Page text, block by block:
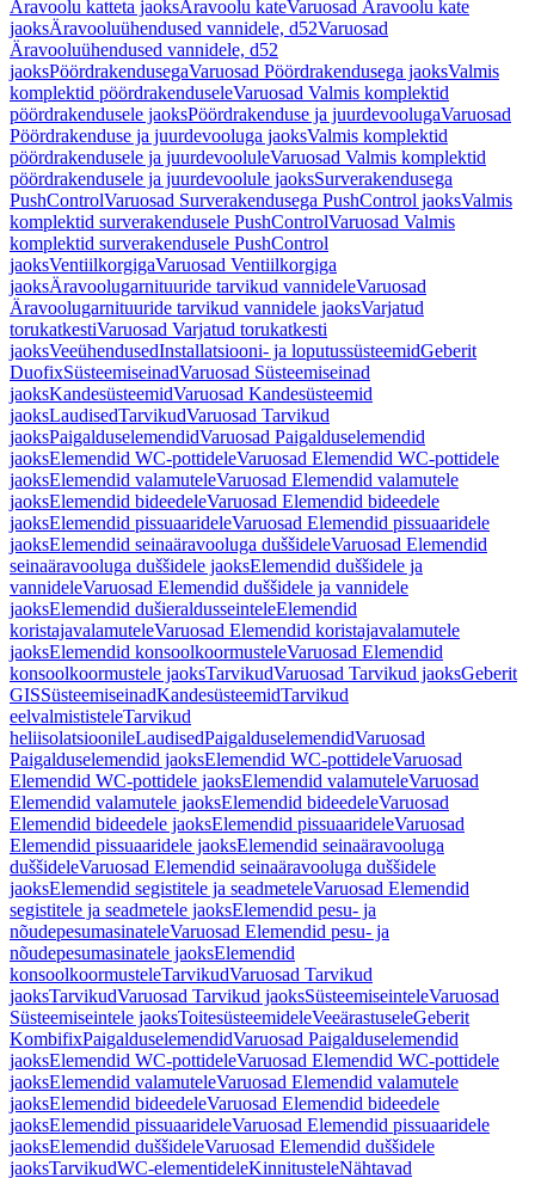
Äravoolu katteta jaoksÄravoolu kateVaruosad Äravoolu kate
jaoksÄravooluühendused vannidele, d52Varuosad
Äravooluühendused vannidele, d52
jaoksPöördrakendusegaVaruosad Pöördrakendusega jaoksValmis
komplektid pöördrakenduseleVaruosad Valmis komplektid
pöördrakendusele jaoksPöördrakenduse ja juurdevoolugaVaruosad
Pöördrakenduse ja juurdevooluga jaoksValmis komplektid
pöördrakendusele ja juurdevooluleVaruosad Valmis komplektid
pöördrakendusele ja juurdevoolule jaoksSurverakendusega
PushControlVaruosad Surverakendusega PushControl jaoksValmis
komplektid surverakendusele PushControlVaruosad Valmis
komplektid surverakendusele PushControl
jaoksVentiilkorgigaVaruosad Ventiilkorgiga
jaoksÄravoolugarnituuride tarvikud vannideleVaruosad
Äravoolugarnituuride tarvikud vannidele jaoksVarjatud
torukatkestiVaruosad Varjatud torukatkesti
jaoksVeeühendusedInstallatsiooni- ja loputussüsteemidGeberit
DuofixSüsteemiseinadVaruosad Süsteemiseinad
jaoksKandesüsteemidVaruosad Kandesüsteemid
jaoksLaudisedTarvikudVaruosad Tarvikud
jaoksPaigalduselemendidVaruosad Paigalduselemendid
jaoksElemendid WC-pottideleVaruosad Elemendid WC-pottidele
jaoksElemendid valamuteleVaruosad Elemendid valamutele
jaoksElemendid bideedeleVaruosad Elemendid bideedele
jaoksElemendid pissuaarideleVaruosad Elemendid pissuaaridele
jaoksElemendid seinaäravooluga duššideleVaruosad Elemendid
seinaäravooluga duššidele jaoksElemendid duššidele ja
vannideleVaruosad Elemendid duššidele ja vannidele
jaoksElemendid dušieraldusseinteleElemendid
koristajavalamuteleVaruosad Elemendid koristajavalamutele
jaoksElemendid konsoolkoormusteleVaruosad Elemendid
konsoolkoormustele jaoksTarvikudVaruosad Tarvikud jaoksGeberit
GISSüsteemiseinadKandesüsteemidTarvikud
eelvalmististeleTarvikud
heliisolatsioonileLaudisedPaigalduselemendidVaruosad
Paigalduselemendid jaoksElemendid WC-pottideleVaruosad
Elemendid WC-pottidele jaoksElemendid valamuteleVaruosad
Elemendid valamutele jaoksElemendid bideedeleVaruosad
Elemendid bideedele jaoksElemendid pissuaarideleVaruosad
Elemendid pissuaaridele jaoksElemendid seinaäravooluga
duššideleVaruosad Elemendid seinaäravooluga duššidele
jaoksElemendid segistitele ja seadmeteleVaruosad Elemendid
segistitele ja seadmetele jaoksElemendid pesu- ja
nõudepesumasinateleVaruosad Elemendid pesu- ja
nõudepesumasinatele jaoksElemendid
konsoolkoormusteleTarvikudVaruosad Tarvikud
jaoksTarvikudVaruosad Tarvikud jaoksSüsteemiseinteleVaruosad
Süsteemiseintele jaoksToitesüsteemideleVeeärastuseleGeberit
KombifixPaigalduselemendidVaruosad Paigalduselemendid
jaoksElemendid WC-pottideleVaruosad Elemendid WC-pottidele
jaoksElemendid valamuteleVaruosad Elemendid valamutele
jaoksElemendid bideedeleVaruosad Elemendid bideedele
jaoksElemendid pissuaarideleVaruosad Elemendid pissuaaridele
jaoksElemendid duššideleVaruosad Elemendid duššidele
jaoksTarvikudWC-elementideleKinnitusteleNähtavad